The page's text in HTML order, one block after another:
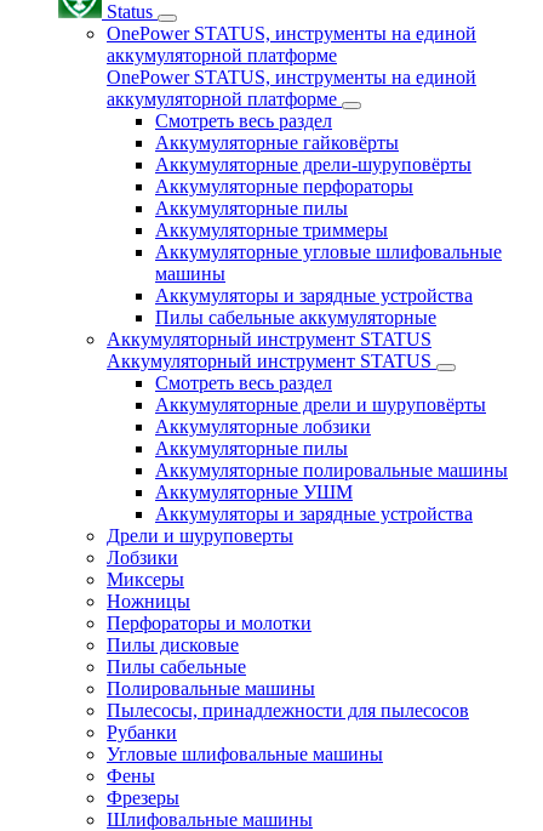
Status
OnePower STATUS, инструменты на единой
аккумуляторной платформе
OnePower STATUS, инструменты на единой
аккумуляторной платформе
Смотреть весь раздел
Аккумуляторные гайковёрты
Аккумуляторные дрели-шуруповёрты
Аккумуляторные перфораторы
Аккумуляторные пилы
Аккумуляторные триммеры
Аккумуляторные угловые шлифовальные
машины
Аккумуляторы и зарядные устройства
Пилы сабельные аккумуляторные
Аккумуляторный инструмент STATUS
Аккумуляторный инструмент STATUS
Смотреть весь раздел
Аккумуляторные дрели и шуруповёрты
Аккумуляторные лобзики
Аккумуляторные пилы
Аккумуляторные полировальные машины
Аккумуляторные УШМ
Аккумуляторы и зарядные устройства
Дрели и шуруповерты
Лобзики
Миксеры
Ножницы
Перфораторы и молотки
Пилы дисковые
Пилы сабельные
Полировальные машины
Пылесосы, принадлежности для пылесосов
Рубанки
Угловые шлифовальные машины
Фены
Фрезеры
Шлифовальные машины